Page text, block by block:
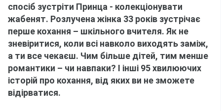
спосіб зустріти Принца - колекціонувати
жабенят. Розлучена жінка 33 років зустрічає
перше кохання – шкільного вчителя. Як не
зневіритися, коли всі навколо виходять заміж,
а ти все чекаєш. Чим більше дітей, тим менше
романтики – чи навпаки? І інші 95 хвилюючих
історій про кохання, від яких ви не зможете
відірватися.